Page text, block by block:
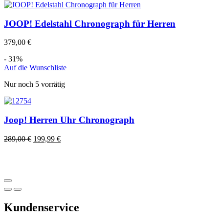
JOOP! Edelstahl Chronograph für Herren
379,00 €
- 31%
Auf die Wunschliste
Nur noch 5 vorrätig
Joop! Herren Uhr Chronograph
289,00€ 199,99 €
Kundenservice